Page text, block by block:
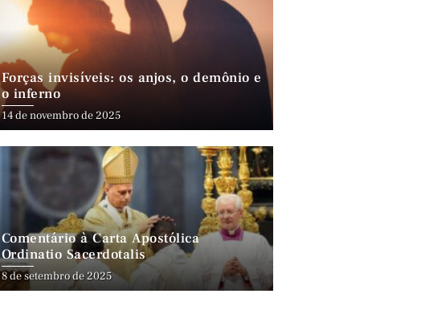
Forças invisíveis: os anjos, o demônio e
o inferno
14 de novembro de 2025
Comentário à Carta Apostólica
Ordinatio Sacerdotalis
8 de setembro de 2025